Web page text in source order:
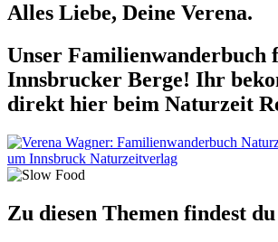
Alles Liebe, Deine Verena.
Unser Familienwanderbuch
Innsbrucker Berge! Ihr
direkt hier beim Naturzeit
Zu diesen Themen findest